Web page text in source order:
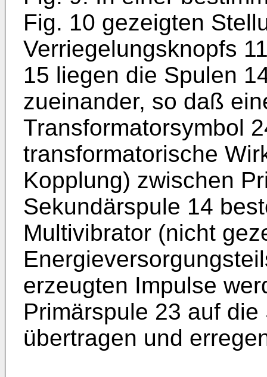
Fig. 10 gezeigten
Verriegelungsknopfs
15 liegen die Spulen
zueinander, so daß
Transformatorsymbol
transformatorische
Kopplung) zwischen
Sekundärspule 14
Multivibrator (nicht
erzeugten Impulse
Primärspule 23 auf
übertragen und